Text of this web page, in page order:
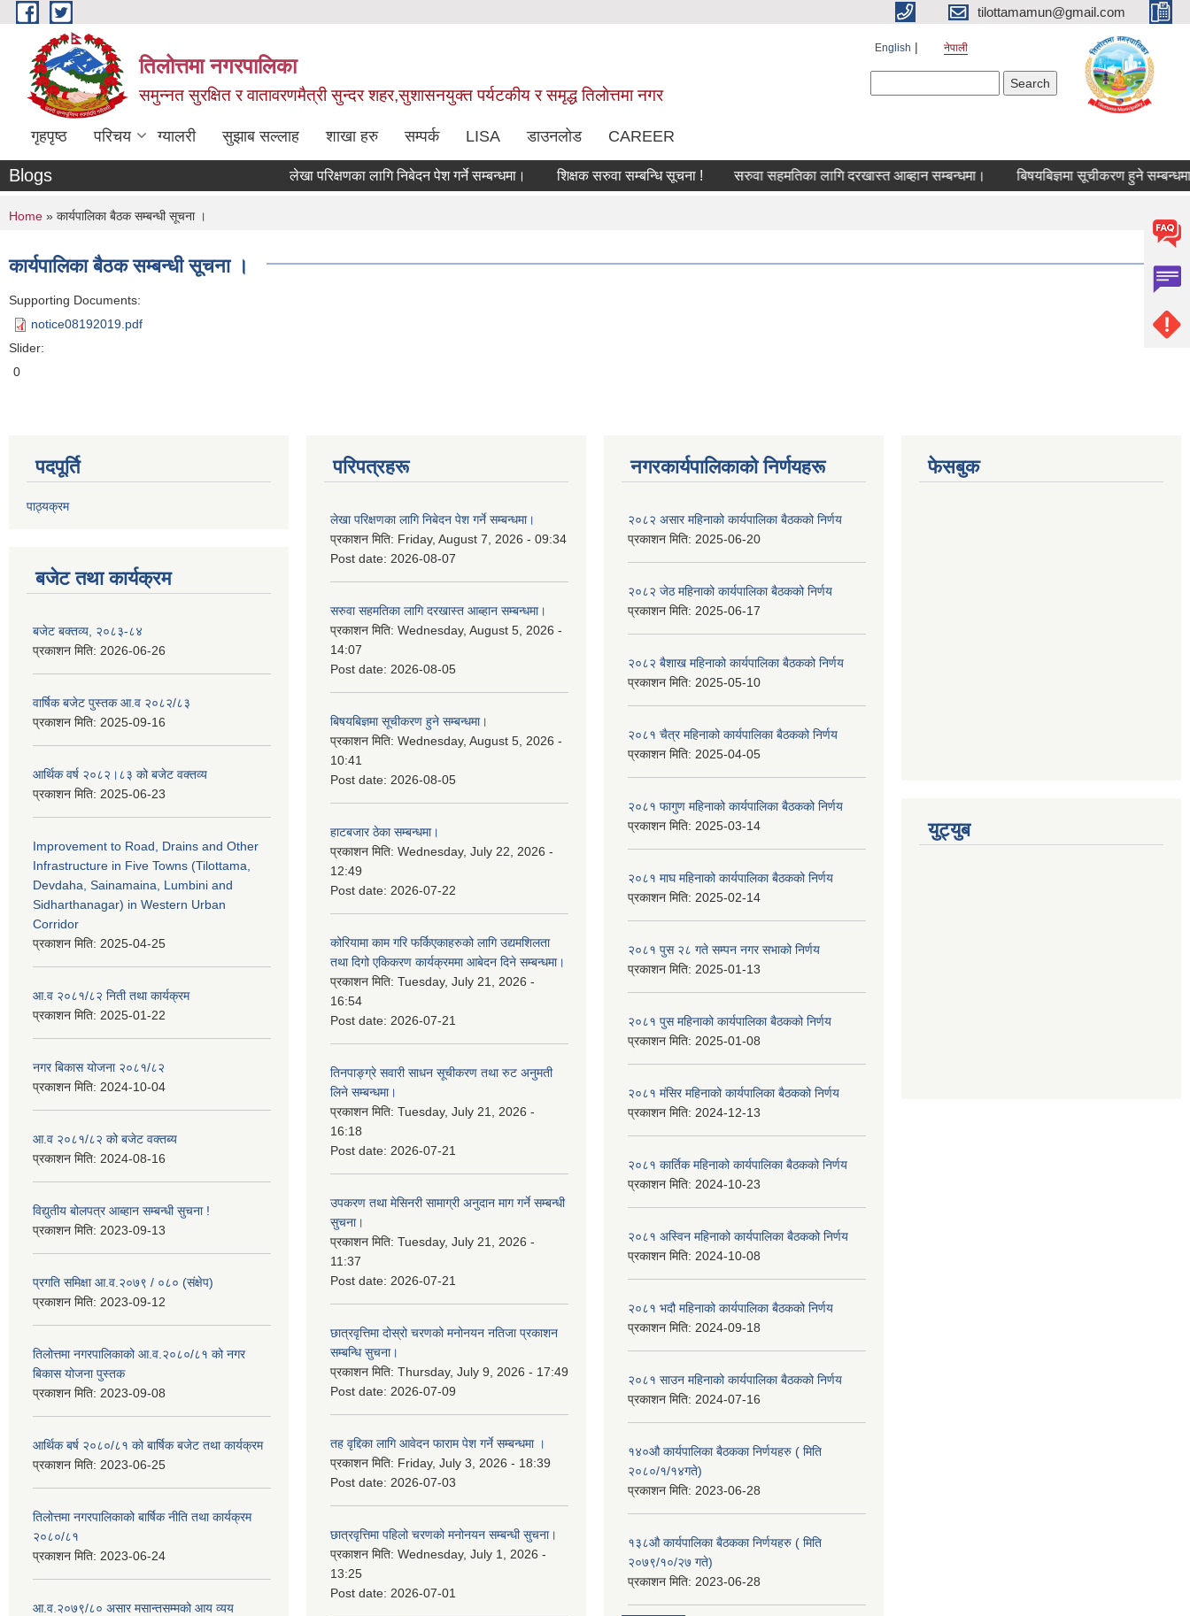
Skip to main content tilottamamun@gmail.com
तिलोत्तमा नगरपालिका
समुन्नत सुरक्षित र वातावरणमैत्री सुन्दर शहर,सुशासनयुक्त पर्यटकीय र समृद्ध तिलाेत्तमा नगर
English नेपाली
गृहपृष्ठ परिचय ग्यालरी सुझाब सल्लाह शाखा हरु सम्पर्क LISA डाउनलोड CAREER
Blogs लेखा परिक्षणका लागि निबेदन पेश गर्ने सम्बन्धमा। शिक्षक सरुवा सम्बन्धि सूचना ! सरुवा सहमतिका लागि दरखास्त आब्हान सम्बन्धमा। बिषयबिज्ञमा सूचीकरण हुने सम्बन्धमा।
You are here
Home » कार्यपालिका बैठक सम्बन्धी सूचना ।
कार्यपालिका बैठक सम्बन्धी सूचना ।
Supporting Documents:
notice08192019.pdf
Slider:
0
पदपूर्ति
पाठ्यक्रम
बजेट तथा कार्यक्रम
बजेट बक्तव्य, २०८३-८४
प्रकाशन मिति: 2026-06-26
वार्षिक बजेट पुस्तक आ.व २०८२/८३
प्रकाशन मिति: 2025-09-16
आर्थिक वर्ष २०८२।८३ को बजेट वक्तव्य
प्रकाशन मिति: 2025-06-23
Improvement to Road, Drains and Other
Infrastructure in Five Towns (Tilottama,
Devdaha, Sainamaina, Lumbini and
Sidharthanagar) in Western Urban
Corridor
प्रकाशन मिति: 2025-04-25
आ.व २०८१/८२ निती तथा कार्यक्रम
प्रकाशन मिति: 2025-01-22
नगर बिकास योजना २०८१/८२
प्रकाशन मिति: 2024-10-04
आ.व २०८१/८२ को बजेट वक्तब्य
प्रकाशन मिति: 2024-08-16
विद्युतीय बोलपत्र आब्हान सम्बन्धी सुचना !
प्रकाशन मिति: 2023-09-13
प्रगति समिक्षा आ.व.२०७९ / ०८० (संक्षेप)
प्रकाशन मिति: 2023-09-12
तिलोत्तमा नगरपालिकाको आ.व.२०८०/८१ को नगर
बिकास योजना पुस्तक
प्रकाशन मिति: 2023-09-08
आर्थिक बर्ष २०८०/८१ को बार्षिक बजेट तथा कार्यक्रम
प्रकाशन मिति: 2023-06-25
तिलोत्तमा नगरपालिकाको बार्षिक नीति तथा कार्यक्रम
२०८०/८१
प्रकाशन मिति: 2023-06-24
आ.व.२०७९/८० असार मसान्तसम्मको आय व्यय
परिपत्रहरू
लेखा परिक्षणका लागि निबेदन पेश गर्ने सम्बन्धमा।
प्रकाशन मिति: Friday, August 7, 2026 - 09:34
Post date: 2026-08-07
सरुवा सहमतिका लागि दरखास्त आब्हान सम्बन्धमा।
प्रकाशन मिति: Wednesday, August 5, 2026 -
14:07
Post date: 2026-08-05
बिषयबिज्ञमा सूचीकरण हुने सम्बन्धमा।
प्रकाशन मिति: Wednesday, August 5, 2026 -
10:41
Post date: 2026-08-05
हाटबजार ठेका सम्बन्धमा।
प्रकाशन मिति: Wednesday, July 22, 2026 -
12:49
Post date: 2026-07-22
कोरियामा काम गरि फर्किएकाहरुको लागि उद्यमशिलता
तथा दिगो एकिकरण कार्यक्रममा आबेदन दिने सम्बन्धमा।
प्रकाशन मिति: Tuesday, July 21, 2026 -
16:54
Post date: 2026-07-21
तिनपाङ्ग्रे सवारी साधन सूचीकरण तथा रुट अनुमती
लिने सम्बन्धमा।
प्रकाशन मिति: Tuesday, July 21, 2026 -
16:18
Post date: 2026-07-21
उपकरण तथा मेसिनरी सामाग्री अनुदान माग गर्ने सम्बन्धी
सुचना।
प्रकाशन मिति: Tuesday, July 21, 2026 -
11:37
Post date: 2026-07-21
छात्रवृत्तिमा दोस्रो चरणको मनोनयन नतिजा प्रकाशन
सम्बन्धि सुचना।
प्रकाशन मिति: Thursday, July 9, 2026 - 17:49
Post date: 2026-07-09
तह वृद्दिका लागि आवेदन फाराम पेश गर्ने सम्बन्धमा ।
प्रकाशन मिति: Friday, July 3, 2026 - 18:39
Post date: 2026-07-03
छात्रवृत्तिमा पहिलो चरणको मनोनयन सम्बन्धी सुचना।
प्रकाशन मिति: Wednesday, July 1, 2026 -
13:25
Post date: 2026-07-01
नगरकार्यपालिकाकाे निर्णयहरू
२०८२ असार महिनाको कार्यपालिका बैठकको निर्णय
प्रकाशन मिति: 2025-06-20
२०८२ जेठ महिनाको कार्यपालिका बैठकको निर्णय
प्रकाशन मिति: 2025-06-17
२०८२ बैशाख महिनाको कार्यपालिका बैठकको निर्णय
प्रकाशन मिति: 2025-05-10
२०८१ चैत्र महिनाको कार्यपालिका बैठकको निर्णय
प्रकाशन मिति: 2025-04-05
२०८१ फागुण महिनाको कार्यपालिका बैठकको निर्णय
प्रकाशन मिति: 2025-03-14
२०८१ माघ महिनाको कार्यपालिका बैठकको निर्णय
प्रकाशन मिति: 2025-02-14
२०८१ पुस २८ गते सम्प‍न नगर सभाको निर्णय
प्रकाशन मिति: 2025-01-13
२०८१ पुस महिनाको कार्यपालिका बैठकको निर्णय
प्रकाशन मिति: 2025-01-08
२०८१ मंसिर महिनाको कार्यपालिका बैठकको निर्णय
प्रकाशन मिति: 2024-12-13
२०८१ कार्तिक महिनाको कार्यपालिका बैठकको निर्णय
प्रकाशन मिति: 2024-10-23
२०८१ अस्विन महिनाको कार्यपालिका बैठकको निर्णय
प्रकाशन मिति: 2024-10-08
२०८१ भदौ महिनाको कार्यपालिका बैठकको निर्णय
प्रकाशन मिति: 2024-09-18
२०८१ साउन महिनाको कार्यपालिका बैठकको निर्णय
प्रकाशन मिति: 2024-07-16
१४०औ कार्यपालिका बैठकका निर्णयहरु ( मिति
२०८०/१/१४गते)
प्रकाशन मिति: 2023-06-28
१३८औ कार्यपालिका बैठकका निर्णयहरु ( मिति
२०७९/१०/२७ गते)
प्रकाशन मिति: 2023-06-28
फेसबुक
युट्युब